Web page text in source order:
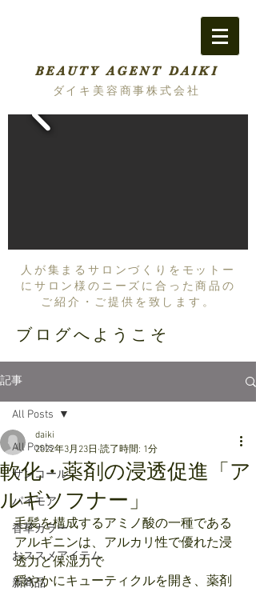
BEAUTY AGENT DAIKI
ダイキ美容商事株式会社
人が集まるサロンづくりをモットー
にサロン様のニーズに合った商品の
ご紹介・ご提供を致します。
ブログへようこそ
記事
All Posts
サンコール
パイモア
香草カラー
おススメアイテム
新商品
All Posts
軟化・薬剤の浸透促進「ア
ルギソフナー」
daiki
2022年3月23日 読了時間: 1分
毛髪を構成するアミノ酸の一種である
アルギニンは、アルカリ性で優れた浸
透力と保湿力で
穏やかにキューティクルを開き、薬剤